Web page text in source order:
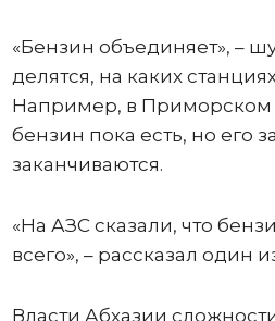
«Бензин объединяет», –
делятся, на каких
Например, в Приморском
бензин пока есть, но его
заканчиваются.
«На АЗС сказали, что
всего», – рассказал один
Власти Абхазии